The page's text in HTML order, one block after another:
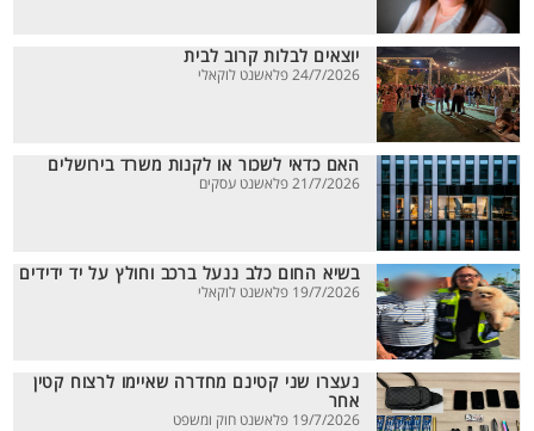
יוצאים לבלות קרוב לבית
24/7/2026 פלאשנט לוקאלי
האם כדאי לשכור או לקנות משרד בירושלים
21/7/2026 פלאשנט עסקים
בשיא החום כלב ננעל ברכב וחולץ על יד ידידים
19/7/2026 פלאשנט לוקאלי
נעצרו שני קטינם מחדרה שאיימו לרצוח קטין
אחר
19/7/2026 פלאשנט חוק ומשפט